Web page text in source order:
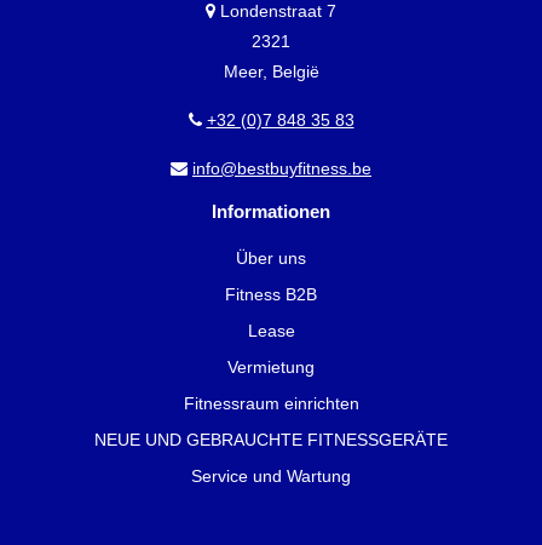
Londenstraat 7
2321
Meer, België
+32 (0)7 848 35 83
info@bestbuyfitness.be
Informationen
Über uns
Fitness B2B
Lease
Vermietung
Fitnessraum einrichten
NEUE UND GEBRAUCHTE FITNESSGERÄTE
Service und Wartung